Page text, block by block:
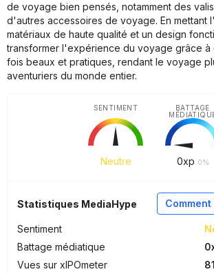
de voyage bien pensés, notamment des
d'autres accessoires de voyage. En mettant
matériaux de haute qualité et un design
transformer l'expérience du voyage grâce à
fois beaux et pratiques, rendant le voyage
aventuriers du monde entier.
Neutre
SENTIMENT
0xp 0%
BATTAGE
Statistiques MediaHype
Sentiment
Battage médiatique
Vues sur xIPOmeter
81